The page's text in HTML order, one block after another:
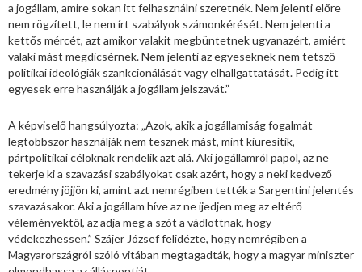
a jogállam, amire sokan itt felhasználni szeretnék. Nem jelenti előre
nem rögzített, le nem írt szabályok számonkérését. Nem jelenti a
kettős mércét, azt amikor valakit megbüntetnek ugyanazért, amiért
valaki mást megdicsérnek. Nem jelenti az egyeseknek nem tetsző
politikai ideológiák szankcionálását vagy elhallgattatását. Pedig itt
egyesek erre használják a jogállam jelszavát.”
A képviselő hangsúlyozta: „Azok, akik a jogállamiság fogalmát
legtöbbször használják nem tesznek mást, mint kiüresítik,
pártpolitikai céloknak rendelik azt alá. Aki jogállamról papol, az ne
tekerje ki a szavazási szabályokat csak azért, hogy a neki kedvező
eredmény jöjjön ki, amint azt nemrégiben tették a Sargentini jelentés
szavazásakor. Aki a jogállam híve az ne ijedjen meg az eltérő
véleményektől, az adja meg a szót a vádlottnak, hogy
védekezhessen.” Szájer József felidézte, hogy nemrégiben a
Magyarországról szóló vitában megtagadták, hogy a magyar miniszter